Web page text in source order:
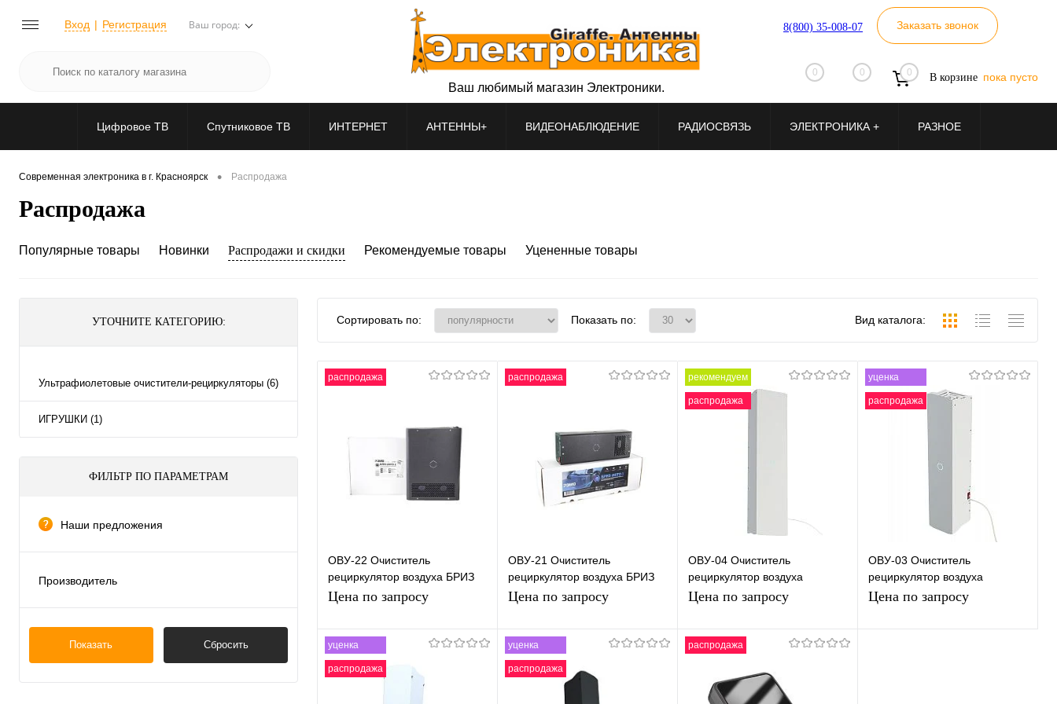
Вход Регистрация Ваш город: 8(800) 35-008-07 Заказать звонок
0 0 0 В корзине пока пусто
Ваш любимый магазин Электроники.
Цифровое ТВ Спутниковое ТВ ИНТЕРНЕТ АНТЕННЫ+ ВИДЕОНАБЛЮДЕНИЕ РАДИОСВЯЗЬ ЭЛЕКТРОНИКА + РАЗНОЕ
Современная электроника в г. Красноярск • Распродажа
Распродажа
Популярные товары Новинки Распродажи и скидки Рекомендуемые товары Уцененные товары
УТОЧНИТЕ КАТЕГОРИЮ:
Ультрафиолетовые очистители-рециркуляторы (6)
ИГРУШКИ (1)
ФИЛЬТР ПО ПАРАМЕТРАМ
Наши предложения
Производитель
Показать Сбросить
Сортировать по: Показать по: Вид каталога:
распродажа
ОВУ-22 Очиститель
рециркулятор воздуха БРИЗ
АВТО-2 Ультрафиолетовый
трансп
Цена по запросу
Запросить цену
распродажа
ОВУ-21 Очиститель
рециркулятор воздуха БРИЗ
АВТО-1 Ультрафиолетовый
автомобиля
Цена по запросу
Запросить цену
Купить в 1
рекомендуем
распродажа
ОВУ-04 Очиститель
рециркулятор воздуха
Солнечный Бриз-4
противовирусный
Бактерицидн
Цена по запросу
Запросить цену
Купить в 1
уценка
распродажа
ОВУ-03 Очиститель
рециркулятор воздуха
Солнечный Бриз-3
противовирусный
Цена по запросу
уценка
распродажа
уценка
распродажа
распродажа